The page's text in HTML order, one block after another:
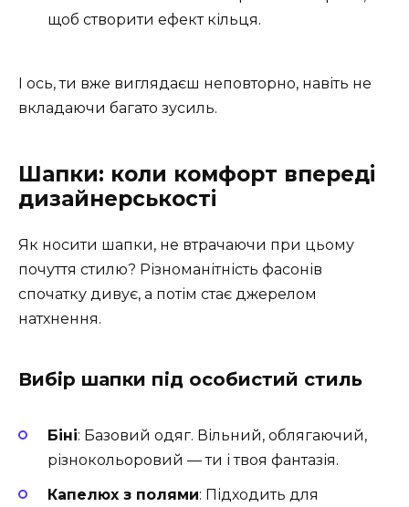
щоб створити ефект кільця.
І ось, ти вже виглядаєш неповторно, навіть не
вкладаючи багато зусиль.
Шапки: коли комфорт впереді
дизайнерськості
Як носити шапки, не втрачаючи при цьому
почуття стилю? Різноманітність фасонів
спочатку дивує, а потім стає джерелом
натхнення.
Вибір шапки під особистий стиль
Біні: Базовий одяг. Вільний, облягаючий,
різнокольоровий — ти і твоя фантазія.
Капелюх з полями: Підходить для